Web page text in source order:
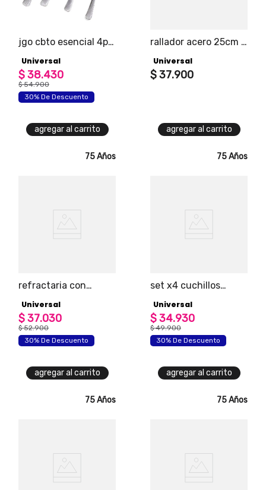
jgo cbto esencial 4pt
Universal
$38.430
$ 54.900
30% De Descuento
agregar al carrito
rallador acero 25cm 4
Universal
$37.900
agregar al carrito
75 Años
refractaria con
universal
Universal
$37.030
$ 52.900
30% De Descuento
agregar al carrito
75 Años
set x4 cuchillos
Universal
$34.930
$ 49.900
30% De Descuento
agregar al carrito
75 Años 75 Años